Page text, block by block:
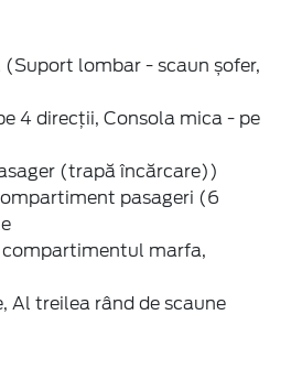
(Suport lombar - scaun șofer,
4 direcții, Consola mica - pe
(trapă încărcare))
pasageri (6
marfa,
Al treilea rând de scaune